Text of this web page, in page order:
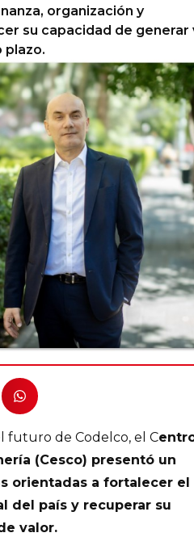
organización y
su capacidad de generar
plazo.
futuro de Codelco, el C
(Cesco) presentó un
orientadas a fortalecer el
del país y recuperar su
valor.